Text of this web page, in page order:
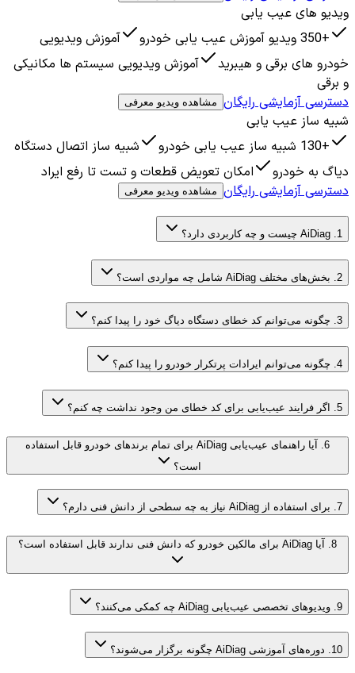
ویدیو های عیب یابی
+350 ویدیو آموزش عیب یابی خودرو
آموزش ویدیویی
خودرو های برقی و هیبرید
آموزش ویدیویی سیستم ها مکانیکی
و برقی
دسترسی آزمایشی رایگان مشاهده ویدیو معرفی
شبیه ساز عیب یابی
+130 شبیه ساز عیب یابی خودرو
شبیه ساز اتصال دستگاه
دیاگ به خودرو
امکان تعویض قطعات و تست تا رفع ایراد
دسترسی آزمایشی رایگان مشاهده ویدیو معرفی
1 AiDiag چیست و چه کاربردی دارد؟
2 بخش‌های مختلف AiDiag شامل چه مواردی است؟
3
. چگونه می‌توانم کد خطای دستگاه دیاگ خود را پیدا کنم؟
4
. چگونه می‌توانم ایرادات پرتکرار خودرو را پیدا کنم؟
5 اگر فرایند عیب‌یابی برای کد خطای من وجود نداشت چه کنم؟
6
آیا راهنمای عیب‌یابی AiDiag برای تمام برندهای خودرو قابل استفاده
است؟
7
. برای استفاده از AiDiag نیاز به چه سطحی از دانش فنی دارم؟
8
. آیا AiDiag برای مالکین خودرو که دانش فنی ندارند قابل استفاده است؟
9 ویدیوهای تخصصی عیب‌یابی AiDiag چه کمکی می‌کنند؟
10
. دوره‌های آموزشی AiDiag چگونه برگزار می‌شوند؟